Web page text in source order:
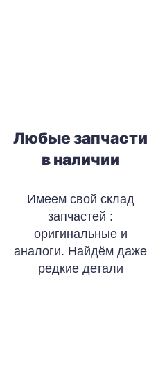
Любые запчасти
в наличии
Имеем свой склад
запчастей :
оригинальные и
аналоги. Найдём даже
редкие детали